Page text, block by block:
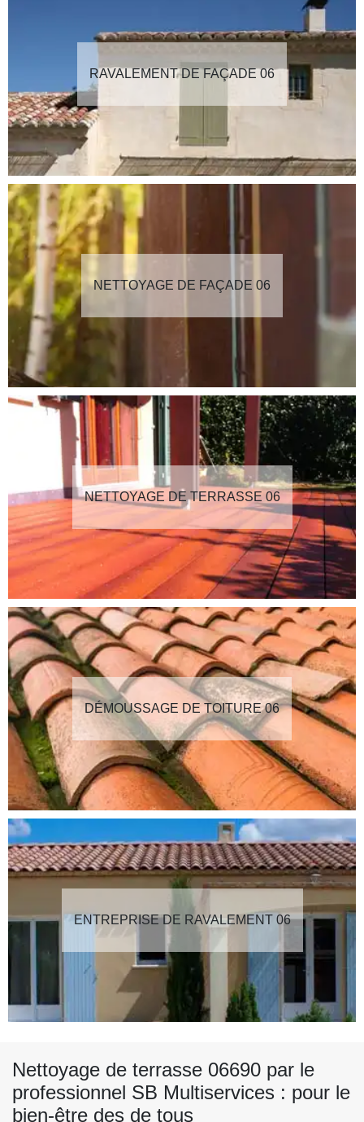
RAVALEMENT DE FAÇADE 06
NETTOYAGE DE FAÇADE 06
NETTOYAGE DE TERRASSE 06
DÉMOUSSAGE DE TOITURE 06
ENTREPRISE DE RAVALEMENT 06
Nettoyage de terrasse 06690 par le
professionnel SB Multiservices : pour le
bien-être des de tous